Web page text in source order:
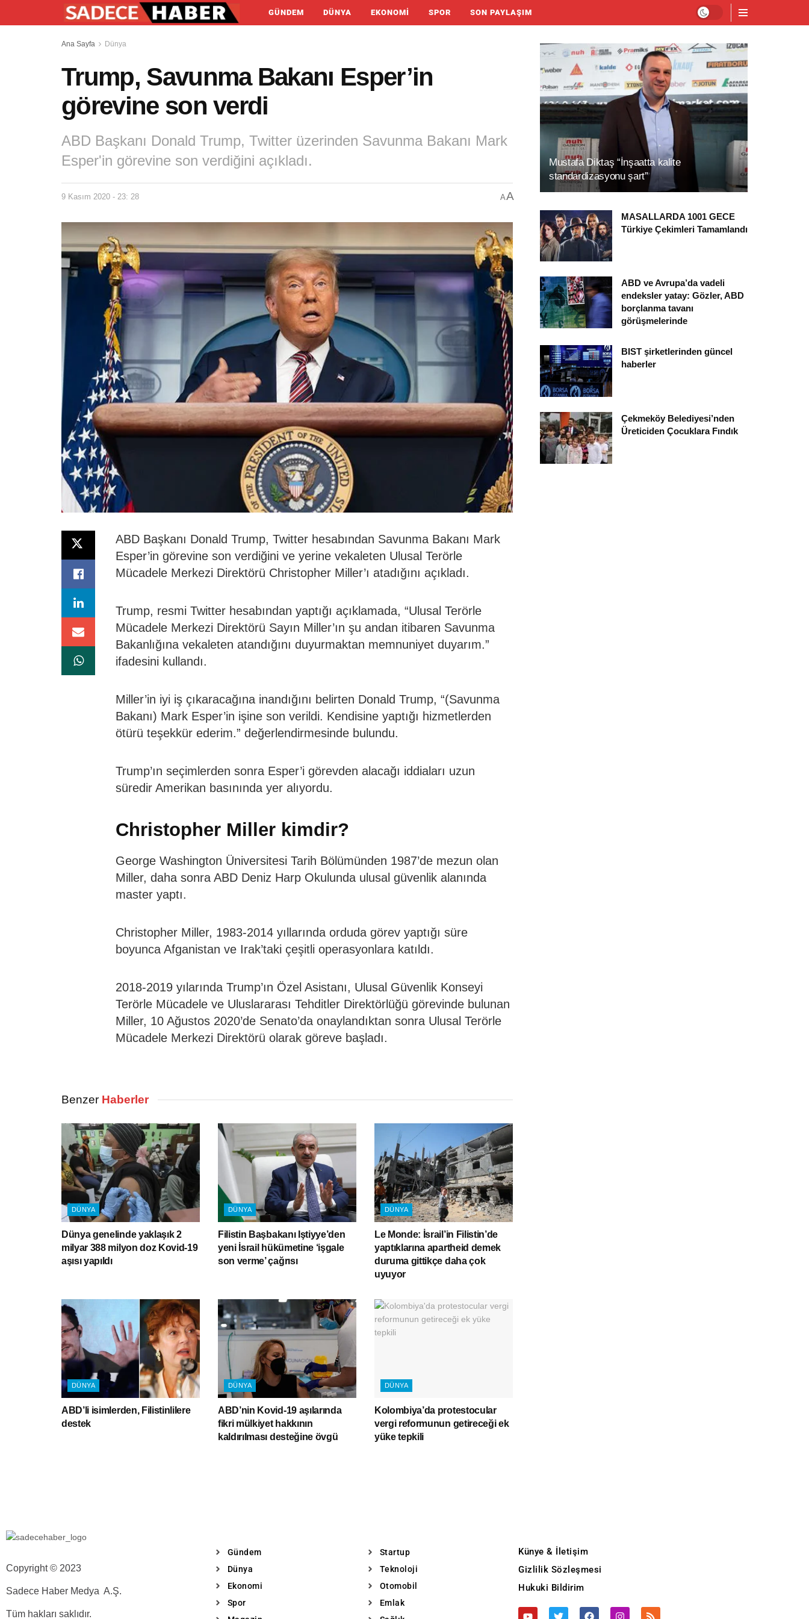
GÜNDEM DÜNYA EKONOMI SPOR SON PAYLAŞIM
Ana Sayfa Dünya
Trump, Savunma Bakanı Esper’in
görevine son verdi
ABD Başkanı Donald Trump, Twitter üzerinden Savunma Bakanı Mark
Esper'in görevine son verdiğini açıkladı.
9 Kasım 2020 - 23: 28 AA
ABD Başkanı Donald Trump, Twitter hesabından Savunma Bakanı Mark
Esper’in görevine son verdiğini ve yerine vekaleten Ulusal Terörle
Mücadele Merkezi Direktörü Christopher Miller’ı atadığını açıkladı.
Trump, resmi Twitter hesabından yaptığı açıklamada, “Ulusal Terörle
Mücadele Merkezi Direktörü Sayın Miller’ın şu andan itibaren Savunma
Bakanlığına vekaleten atandığını duyurmaktan memnuniyet duyarım.”
ifadesini kullandı.
Miller’in iyi iş çıkaracağına inandığını belirten Donald Trump, “(Savunma
Bakanı) Mark Esper’in işine son verildi. Kendisine yaptığı hizmetlerden
ötürü teşekkür ederim.” değerlendirmesinde bulundu.
Trump’ın seçimlerden sonra Esper’i görevden alacağı iddiaları uzun
süredir Amerikan basınında yer alıyordu.
Christopher Miller kimdir?
George Washington Üniversitesi Tarih Bölümünden 1987’de mezun olan
Miller, daha sonra ABD Deniz Harp Okulunda ulusal güvenlik alanında
master yaptı.
Christopher Miller, 1983-2014 yıllarında orduda görev yaptığı süre
boyunca Afganistan ve Irak’taki çeşitli operasyonlara katıldı.
2018-2019 yılarında Trump’ın Özel Asistanı, Ulusal Güvenlik Konseyi
Terörle Mücadele ve Uluslararası Tehditler Direktörlüğü görevinde bulunan
Miller, 10 Ağustos 2020’de Senato’da onaylandıktan sonra Ulusal Terörle
Mücadele Merkezi Direktörü olarak göreve başladı.
Benzer Haberler
DÜNYA
Dünya genelinde yaklaşık 2
milyar 388 milyon doz Kovid-19
aşısı yapıldı
DÜNYA
Filistin Başbakanı Iştiyye’den
yeni İsrail hükümetine ‘işgale
son verme’ çağrısı
DÜNYA
Le Monde: İsrail’in Filistin’de
yaptıklarına apartheid demek
duruma gittikçe daha çok
uyuyor
DÜNYA
ABD’li isimlerden, Filistinlilere
destek
DÜNYA
ABD’nin Kovid-19 aşılarında
fikri mülkiyet hakkının
kaldırılması desteğine övgü
DÜNYA
Kolombiya’da protestocular
vergi reformunun getireceği ek
yüke tepkili
Mustafa Diktaş “İnşaatta kalite
standardizasyonu şart”
MASALLARDA 1001 GECE
Türkiye Çekimleri Tamamlandı
ABD ve Avrupa’da vadeli
endeksler yatay: Gözler, ABD
borçlanma tavanı
görüşmelerinde
BIST şirketlerinden güncel
haberler
Çekmeköy Belediyesi’nden
Üreticiden Çocuklara Fındık
Copyright © 2023
Sadece Haber Medya A.Ş.
Tüm hakları saklıdır.
Gündem
Dünya
Ekonomi
Spor
Startup
Teknoloji
Otomobil
Emlak
Künye & İletişim
Gizlilik Sözleşmesi
Hukuki Bildirim